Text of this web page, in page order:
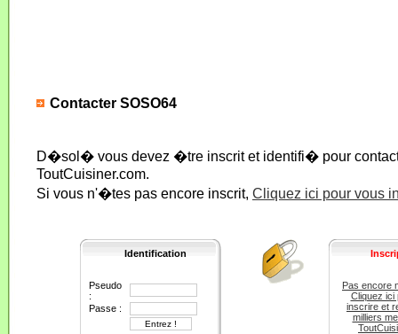
Contacter SOSO64
D�sol� vous devez �tre inscrit et identifi� pour
ToutCuisiner.com.
Si vous n'�tes pas encore inscrit, Cliquez ici pour vous
Identification
Pseudo
:
Passe :
Pas encore
Cliquez ici
inscrire et
milliers